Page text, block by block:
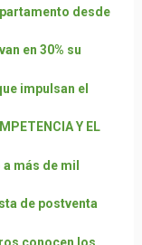
desde
en 30% su
impulsan el
Y EL
a más de mil
de postventa
conocen los